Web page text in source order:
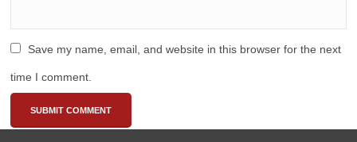
Save my name, email, and website in this browser for the next
time I comment.